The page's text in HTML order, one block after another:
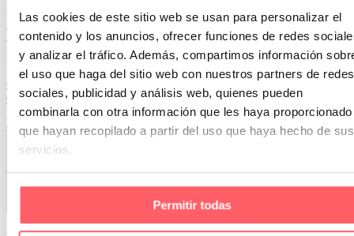
Las cookies de este sitio web se usan para personalizar el
contenido y los anuncios, ofrecer funciones de redes
y analizar el tráfico. Además, compartimos información
el uso que haga del sitio web con nuestros partners de redes
sociales, publicidad y análisis web, quienes pueden
combinarla con otra información que les haya proporcionado
que hayan recopilado a partir del uso que haya hecho de sus
servicios.
Permitir todas
Visítanos enCortinas Sanmarpara conocer más sobre nuestras
opciones personalizadas y transformar tu hogar con cortinas y
visillos a medida. ¡Descubre cómo la elección correcta de cortinas
puede marcar la diferencia en tu dormitorio!
cortinas blackout
cortinas blackout vs visillos cortinas opacas
opacas para dormitoriocortinas para ventanas grandescortinas
personalizadascortinas y visillos a medidavisillos para
dormitoriovisillos translúcidos
San Mar/ About Author